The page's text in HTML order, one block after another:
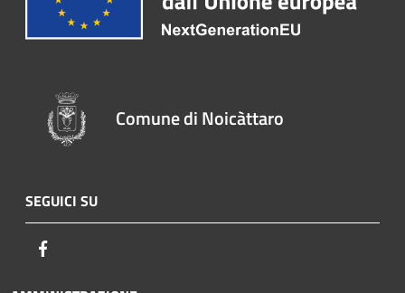
Comune di Noicàttaro
SEGUICI SU